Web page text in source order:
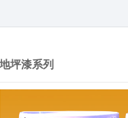
地坪漆系列